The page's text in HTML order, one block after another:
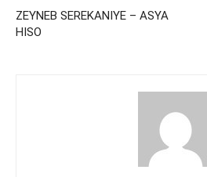
ZEYNEB SEREKANIYE – ASYA
HISO